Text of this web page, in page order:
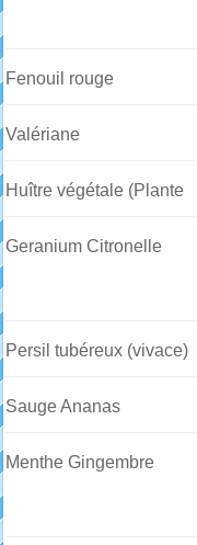
Fenouil rouge
Valériane
Huître végétale (Plante
a huitre)
Geranium Citronelle
Persil tubéreux (vivace)
Sauge Ananas
Menthe Gingembre